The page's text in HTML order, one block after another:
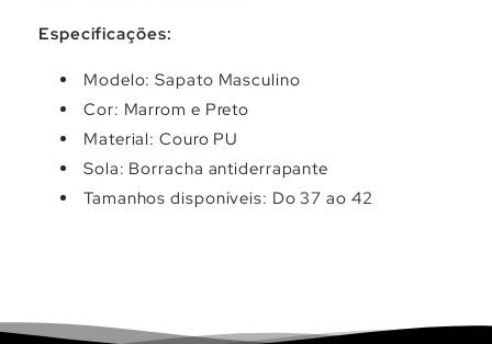
Especificações:
Modelo: Sapato Masculino
Cor: Marrom e Preto
Material: Couro PU
Sola: Borracha antiderrapante
Tamanhos disponíveis: Do 37 ao 42